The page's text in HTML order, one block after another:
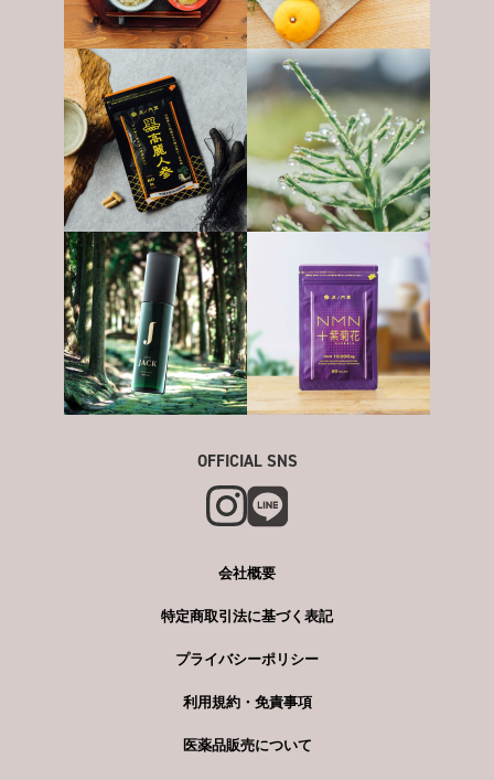
OFFICIAL SNS
会社概要
特定商取引法に基づく表記
プライバシーポリシー
利用規約・免責事項
医薬品販売について